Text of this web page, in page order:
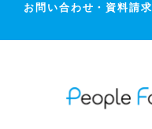
お問い合わせ・ 資料請求